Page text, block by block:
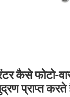
कैसे फोटो-
प्राप्त करते